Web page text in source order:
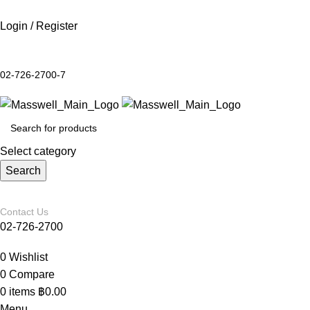
Login / Register
02-726-2700-7
Select category
Search
Contact Us
02-726-2700
0 Wishlist
0 Compare
0 items ฿0.00